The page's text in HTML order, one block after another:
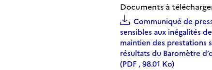
Documents à
Communiqué de
sensibles aux inégalités
maintien des prestations
résultats du Baromètre
(PDF , 98.01 Ko)